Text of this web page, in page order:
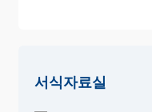
대
표
서식자료실